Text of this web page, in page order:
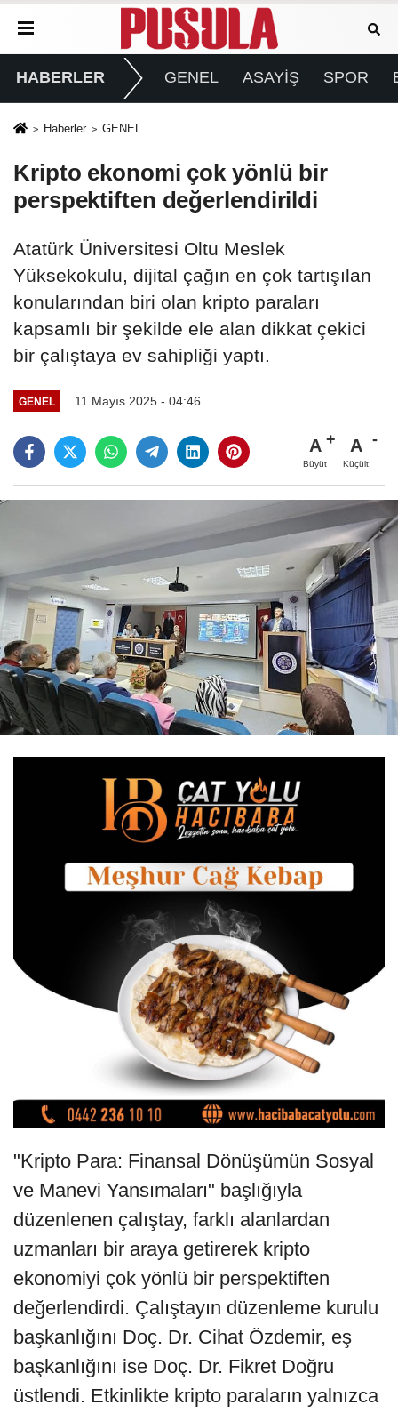
HABERLER GENEL ASAYİŞ SPOR
Haberler GENEL
Kripto ekonomi çok yönlü bir
perspektiften değerlendirildi
Atatürk Üniversitesi Oltu Meslek
Yüksekokulu, dijital çağın en çok tartışılan
konularından biri olan kripto paraları
kapsamlı bir şekilde ele alan dikkat çekici
bir çalıştaya ev sahipliği yaptı.
GENEL 11 Mayıs 2025 - 04:46
A
Büyüt
A
Küçült
"Kripto Para: Finansal Dönüşümün Sosyal
ve Manevi Yansımaları" başlığıyla
düzenlenen çalıştay, farklı alanlardan
uzmanları bir araya getirerek kripto
ekonomiyi çok yönlü bir perspektiften
değerlendirdi. Çalıştayın düzenleme kurulu
başkanlığını Doç. Dr. Cihat Özdemir, eş
başkanlığını ise Doç. Dr. Fikret Doğru
üstlendi. Etkinlikte kripto paraların yalnızca